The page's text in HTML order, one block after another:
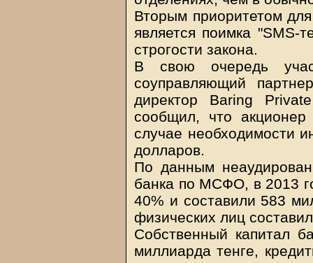
Вторым приоритетом
является поимка "SMS-
строгости закона.
В свою очередь
соуправляющий
директор Baring
сообщил, что акционер
случае необходимости
долларов.
По данным
банка по МСФО, в 2013
40% и составили 583
физических лиц
Собственный капитал
миллиарда тенге,